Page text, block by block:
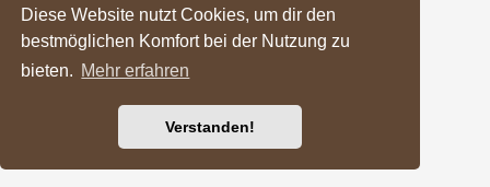
Diese Website nutzt Cookies, um dir den
bestmöglichen Komfort bei der Nutzung zu
bieten. Mehr erfahren
Verstanden!